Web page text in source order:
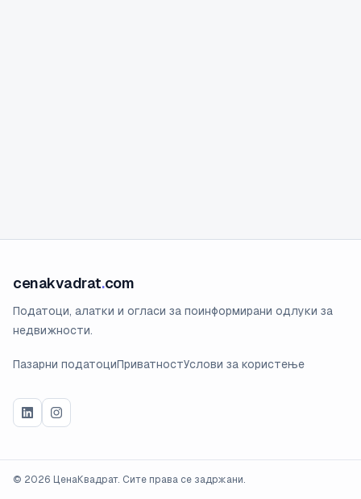
cenakvadrat.com
Податоци, алатки и огласи за поинформирани одлуки за
недвижности.
Пазарни податоциПриватностУслови за користење
© 2026 ЦенаКвадрат. Сите права се задржани.